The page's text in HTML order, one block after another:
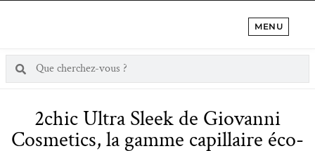
MENU
2chic Ultra Sleek de Giovanni
Cosmetics, la gamme capillaire éco-